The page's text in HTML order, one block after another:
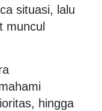
situasi, lalu
muncul
hingga